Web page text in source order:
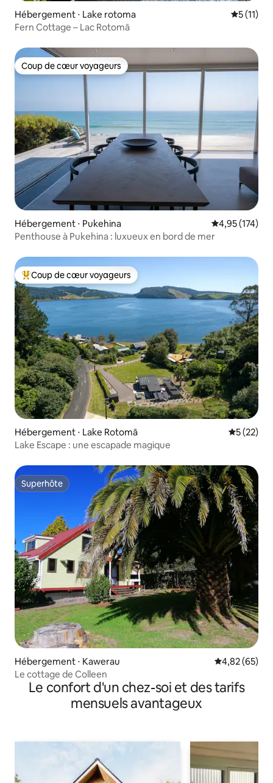
Hébergement ⋅ Lake rotoma
5 (11)
Fern Cottage – Lac Rotomā
Coup de cœur voyageurs
Coup de cœur voyageurs
Hébergement ⋅ Pukehina Évaluation
4,95 (174)
Penthouse à Pukehina : luxueux en bord de mer
Coups de cœur voyageurs les plus appréciés
Coup de cœur voyageurs
Hébergement ⋅ Lake Rotomā
5 (22)
Lake Escape : une escapade magique
Superhôte
Superhôte
Hébergement ⋅ Kawerau Évaluation
4,82 (65)
Le cottage de Colleen
Le confort d'un chez-soi et des tarifs
mensuels avantageux